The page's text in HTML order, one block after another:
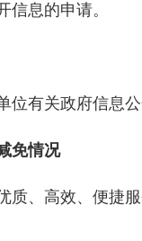
息的申请。
有关政府信息公
免情况
、高效、便捷服